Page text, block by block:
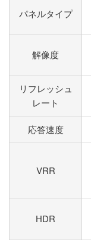
パネルタイプ
解像度
リフレッシュ
レート
応答速度
VRR
HDR